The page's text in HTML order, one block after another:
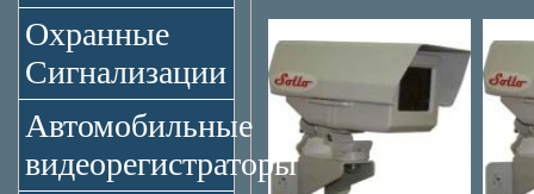
Охранные
Сигнализации
Автомобильные
видеорегистраторы